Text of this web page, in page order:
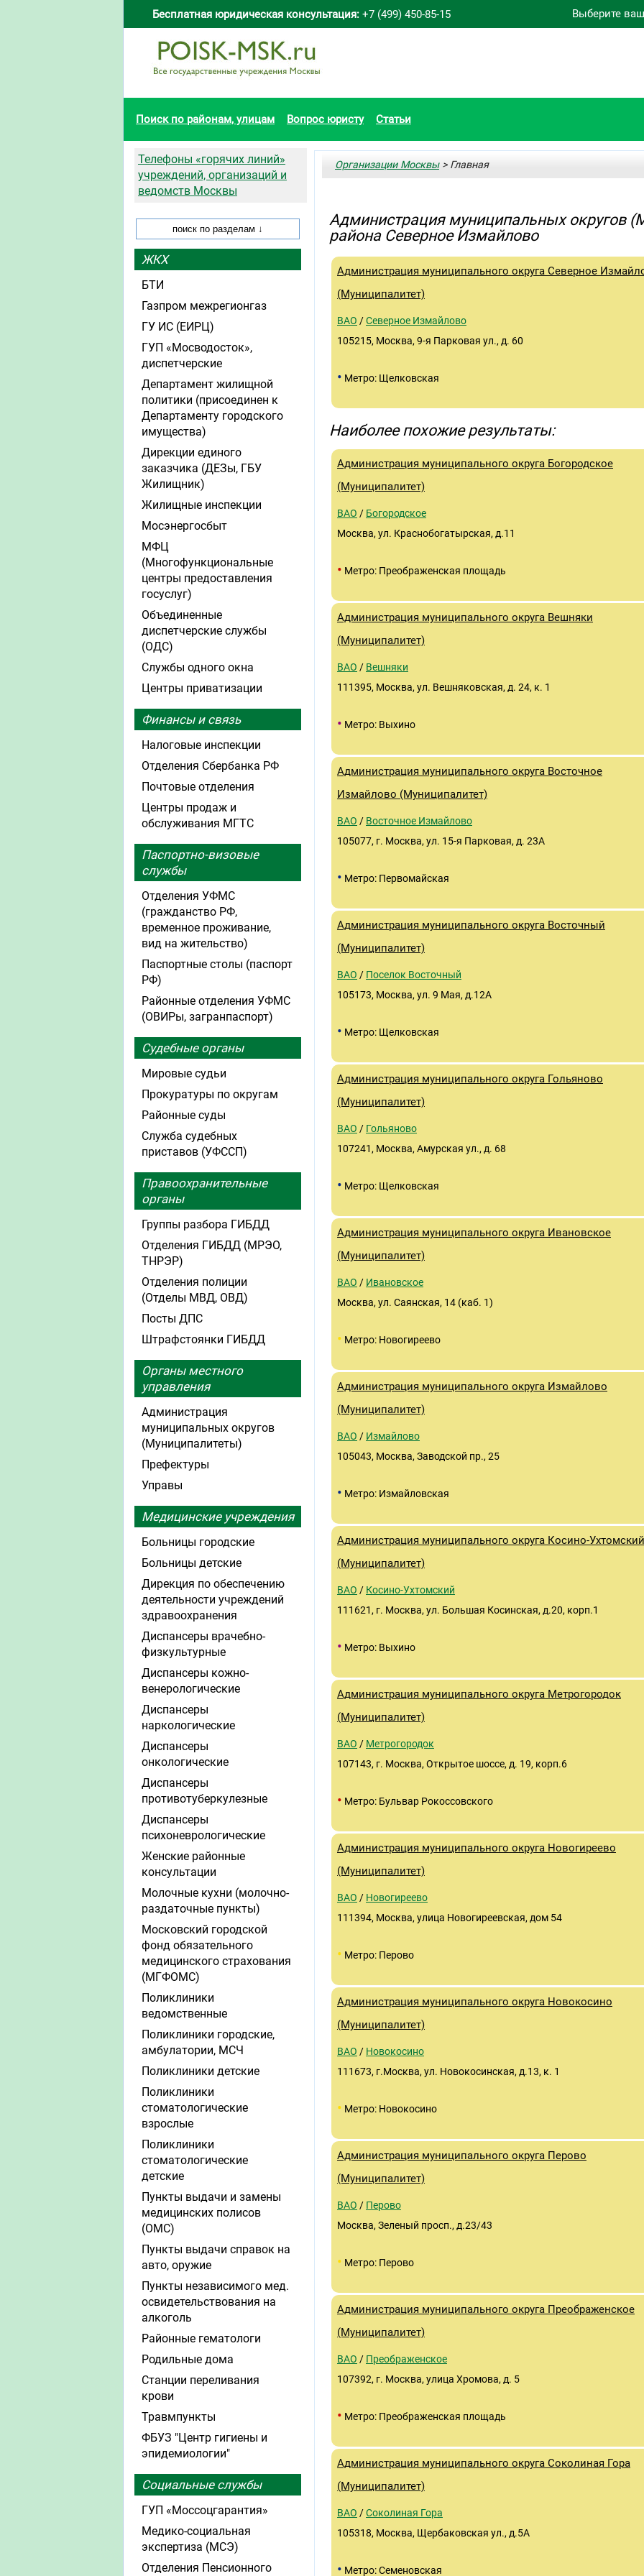
Выберите
Бесплатная юридическая консультация: +7 (499) 450-85-15
Поиск по районам, улицам Вопрос юристу Статьи
Организации Москвы> Главная
Администрация муниципальных округов
района Северное Измайлово
Администрация муниципального округа Северное
(Муниципалитет)
ВАО /Северное Измайлово
105215, Москва, 9-я Парковая ул., д. 60
• Метро: Щелковская
Наиболее похожие результаты:
Администрация муниципального округа Богородское
(Муниципалитет)
ВАО / Богородское
Москва, ул. Краснобогатырская, д.11
• Метро: Преображенская площадь
Администрация муниципального округа Вешняки
(Муниципалитет)
ВАО / Вешняки
111395, Москва, ул. Вешняковская, д. 24, к. 1
• Метро: Выхино
Администрация муниципального округа Восточное
Измайлово (Муниципалитет)
ВАО / Восточное Измайлово
105077, г. Москва, ул. 15-я Парковая, д. 23А
• Метро: Первомайская
Администрация муниципального округа Восточный
(Муниципалитет)
ВАО / Поселок Восточный
105173, Москва, ул. 9 Мая, д.12А
• Метро: Щелковская
Администрация муниципального округа Гольяново
(Муниципалитет)
ВАО / Гольяново
107241, Москва, Амурская ул., д. 68
• Метро: Щелковская
Администрация муниципального округа Ивановское
(Муниципалитет)
ВАО / Ивановское
Москва, ул. Саянская, 14 (каб. 1)
• Метро: Новогиреево
Администрация муниципального округа Измайлово
(Муниципалитет)
ВАО / Измайлово
105043, Москва, Заводской пр., 25
• Метро: Измайловская
Администрация муниципального округа Косино-Ухтомский
(Муниципалитет)
ВАО / Косино-Ухтомский
111621, г. Москва, ул. Большая Косинская, д.20, корп.1
• Метро: Выхино
Администрация муниципального округа Метрогородок
(Муниципалитет)
ВАО / Метрогородок
107143, г. Москва, Открытое шоссе, д. 19, корп.6
• Метро: Бульвар Рокоссовского
Администрация муниципального округа Новогиреево
(Муниципалитет)
ВАО / Новогиреево
111394, Москва, улица Новогиреевская, дом 54
• Метро: Перово
Администрация муниципального округа Новокосино
(Муниципалитет)
ВАО / Новокосино
111673, г.Москва, ул. Новокосинская, д.13, к. 1
• Метро: Новокосино
Администрация муниципального округа Перово
(Муниципалитет)
ВАО / Перово
Москва, Зеленый просп., д.23/43
• Метро: Перово
Администрация муниципального округа Преображенское
(Муниципалитет)
ВАО / Преображенское
107392, г. Москва, улица Хромова, д. 5
• Метро: Преображенская площадь
Администрация муниципального округа Соколиная Гора
(Муниципалитет)
ВАО /Соколиная Гора
105318, Москва, Щербаковская ул., д.5А
• Метро: Семеновская
Телефоны «горячих линий»
учреждений, организаций и
ведомств Москвы
ЖКХ
БТИ
Газпром межрегионгаз
ГУ ИС (ЕИРЦ)
ГУП «Мосводосток»,
диспетчерские
Департамент жилищной
политики (присоединен к
Департаменту городского
имущества)
Дирекции единого
заказчика (ДЕЗы, ГБУ
Жилищник)
Жилищные инспекции
Мосэнергосбыт
МФЦ
(Многофункциональные
центры предоставления
госуслуг)
Объединенные
диспетчерские службы
(ОДС)
Службы одного окна
Центры приватизации
Финансы и связь
Налоговые инспекции
Отделения Сбербанка РФ
Почтовые отделения
Центры продаж и
обслуживания МГТС
Паспортно-визовые
службы
Отделения УФМС
(гражданство РФ,
временное проживание,
вид на жительство)
Паспортные столы (паспорт
РФ)
Районные отделения УФМС
(ОВИРы, загранпаспорт)
Судебные органы
Мировые судьи
Прокуратуры по округам
Районные суды
Служба судебных
приставов (УФССП)
Правоохранительные
органы
Группы разбора ГИБДД
Отделения ГИБДД (МРЭО,
ТНРЭР)
Отделения полиции
(Отделы МВД, ОВД)
Посты ДПС
Штрафстоянки ГИБДД
Органы местного
управления
Администрация
муниципальных округов
(Муниципалитеты)
Префектуры
Управы
Медицинские учреждения
Больницы городские
Больницы детские
Дирекция по обеспечению
деятельности учреждений
здравоохранения
Диспансеры врачебно-
физкультурные
Диспансеры кожно-
венерологические
Диспансеры
наркологические
Диспансеры
онкологические
Диспансеры
противотуберкулезные
Диспансеры
психоневрологические
Женские районные
консультации
Молочные кухни (молочно-
раздаточные пункты)
Московский городской
фонд обязательного
медицинского страхования
(МГФОМС)
Поликлиники
ведомственные
Поликлиники городские,
амбулатории, МСЧ
Поликлиники детские
Поликлиники
стоматологические
взрослые
Поликлиники
стоматологические
детские
Пункты выдачи и замены
медицинских полисов
(ОМС)
Пункты выдачи справок на
авто, оружие
Пункты независимого мед.
освидетельствования на
алкоголь
Районные гематологи
Родильные дома
Станции переливания
крови
Травмпункты
ФБУЗ "Центр гигиены и
эпидемиологии"
Социальные службы
ГУП «Моссоцгарантия»
Медико-социальная
экспертиза (МСЭ)
Отделения Пенсионного